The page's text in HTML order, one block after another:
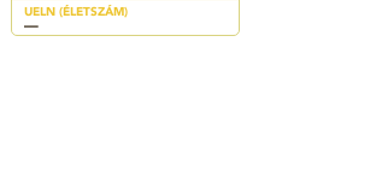
UELN (ÉLETSZÁM)
—